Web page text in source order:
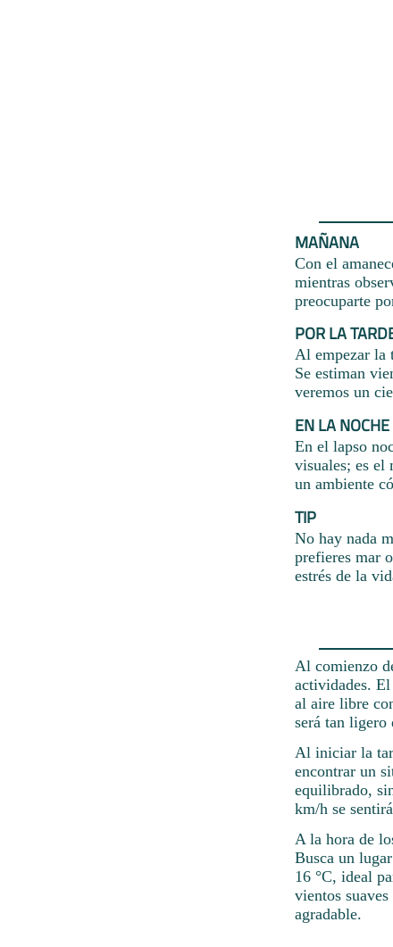
MAÑANA
Con el
mientras
preocuparte
POR LA
Al empezar la
Se estiman
veremos un
EN LA NOCHE
En el lapso
visuales; es el
un ambiente
TIP
No hay nada
prefieres mar
estrés de la
Al comienzo
actividades.
al aire libre
será tan ligero
Al iniciar la
encontrar un
equilibrado,
km/h se
A la hora de
Busca un
16 °C, ideal
vientos
agradable.